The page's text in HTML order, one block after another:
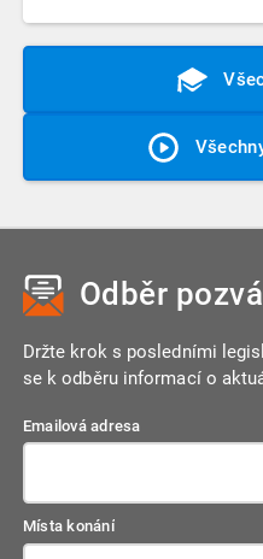
Odběr
Držte krok s posledními
se k odběru informací o
Emailová adresa
Místa konání